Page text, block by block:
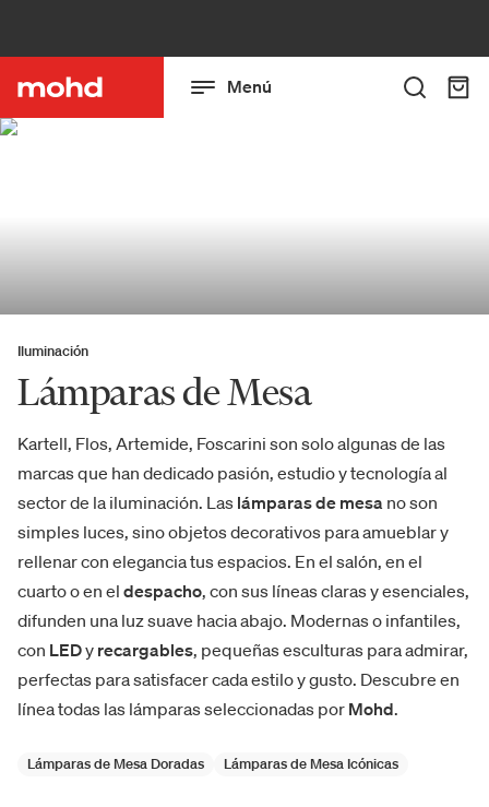
Menú
Iluminación
Lámparas de Mesa
Kartell, Flos, Artemide, Foscarini son solo algunas de las
marcas que han dedicado pasión, estudio y tecnología al
sector de la iluminación. Las lámparas de mesa no son
simples luces, sino objetos decorativos para amueblar y
rellenar con elegancia tus espacios. En el salón, en el
cuarto o en el despacho, con sus líneas claras y esenciales,
difunden una luz suave hacia abajo. Modernas o infantiles,
con LEDy recargables, pequeñas esculturas para admirar,
perfectas para satisfacer cada estilo y gusto. Descubre en
línea todas las lámparas seleccionadas por Mohd.
Lámparas de Mesa Doradas Lámparas de Mesa Icónicas